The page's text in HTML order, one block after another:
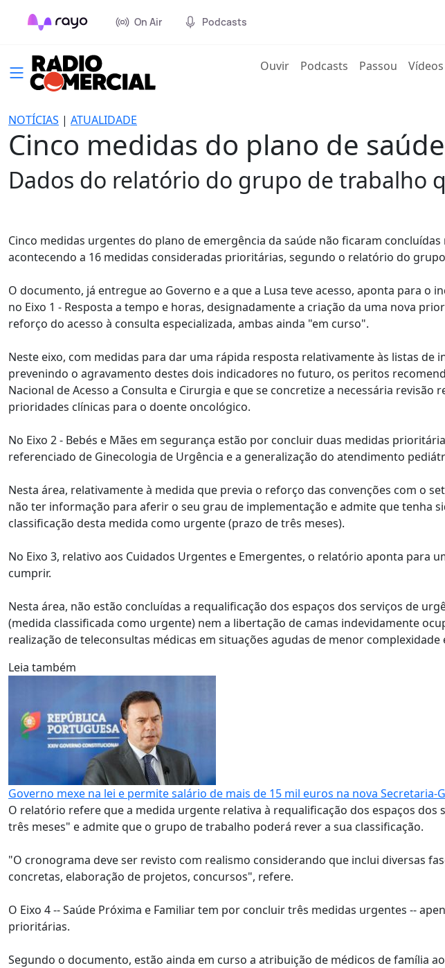
On Air Podcasts
Ouvir(current)
Podcasts Passou Vídeos
NOTÍCIAS | ATUALIDADE
Cinco medidas do plano de
Dados do relatório do grupo de trabalho
Cinco medidas urgentes do plano de emergência da saúde não ficaram
acontecendo a 16 medidas consideradas prioritárias, segundo o relatório do
O documento, já entregue ao Governo e a que a Lusa teve acesso, aponta para o
no Eixo 1 - Resposta a tempo e horas, designadamente a criação da uma nova
reforço do acesso à consulta especializada, ambas ainda "em curso".
Neste eixo, com medidas para dar uma rápida resposta relativamente às listas de
prevenindo o agravamento destes dois indicadores no futuro, os peritos
Nacional de Acesso a Consulta e Cirurgia e que se concretize a necessária
prioridades clínicas para o doente oncológico.
No Eixo 2 - Bebés e Mães em segurança estão por concluir duas medidas
referenciado de Ginecologia de Urgência e a generalização do atendimento
Nesta área, relativamente à medida que previa o reforço das convenções com o
não ter informação para aferir o seu grau de implementação e admite que tenha
classificação desta medida como urgente (prazo de três meses).
No Eixo 3, relativo aos Cuidados Urgentes e Emergentes, o relatório aponta para
cumprir.
Nesta área, não estão concluídas a requalificação dos espaços dos serviços de
(medida classificada como urgente) nem a libertação de camas indevidamente
realização de teleconsultas médicas em situações agudas de menor complexidade
Leia também
Governo mexe na lei e permite salário de mais de 15 mil euros na nova Secretaria-
O relatório refere que a medida urgente relativa à requalificação dos espaços dos
três meses" e admite que o grupo de trabalho poderá rever a sua classificação.
"O cronograma deve ser revisto com realismo considerando que inclui diversas
concretas, elaboração de projetos, concursos", refere.
O Eixo 4 -- Saúde Próxima e Familiar tem por concluir três medidas urgentes --
prioritárias.
Segundo o documento, estão ainda em curso a atribuição de médicos de família